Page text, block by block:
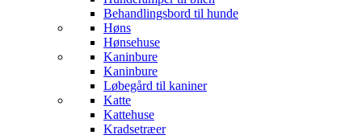
Behandlingsbord til hunde
Høns
Hønsehuse
Kaninbure
Kaninbure
Løbegård til kaniner
Katte
Kattehuse
Kradsetræer